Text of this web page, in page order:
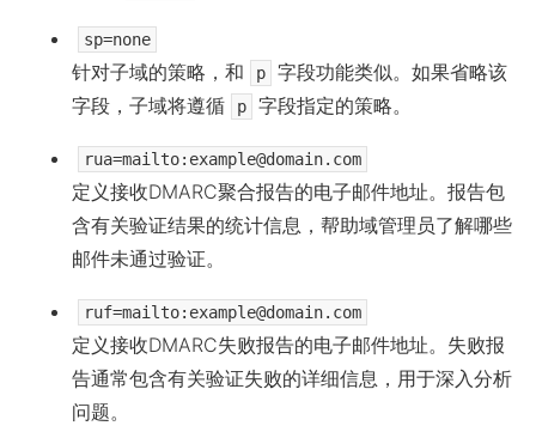
sp=none
针对子域的策略，和 p
字段功能类似。如果省略该
字段，子域将遵循
p 字段指定的策略。
rua=mailto: example@domain.com
定义接收DMARC聚合报告的电子邮件地址。报告包
含有关验证结果的统计信息，帮助域管理员了解哪些
邮件未通过验证。
ruf=mailto: example@domain.com
定义接收DMARC失败报告的电子邮件地址。失败报
告通常包含有关验证失败的详细信息，用于深入分析
问题。